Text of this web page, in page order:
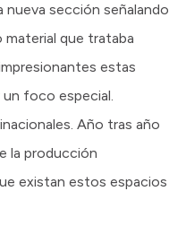
nueva sección señalando
material que trataba
estas
foco especial.
Año tras año
la producción
existan estos espacios